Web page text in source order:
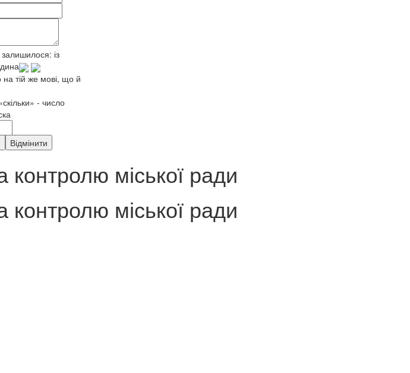
із
на тій же мові, що й
- число
контролю міської ради
контролю міської ради